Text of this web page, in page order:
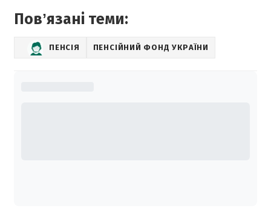
Повʼязані теми:
ПЕНСІЯ ПЕНСІЙНИЙ ФОНД УКРАЇНИ